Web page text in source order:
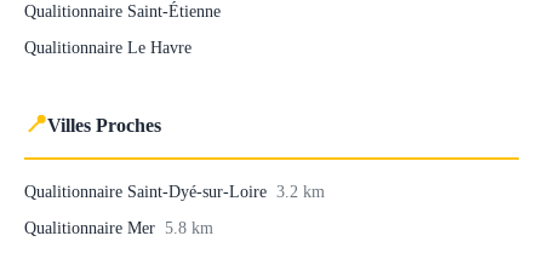
Qualitionnaire Saint-Étienne
Qualitionnaire Le Havre
📍Villes Proches
Qualitionnaire Saint-Dyé-sur-Loire 3.2 km
Qualitionnaire Mer 5.8 km